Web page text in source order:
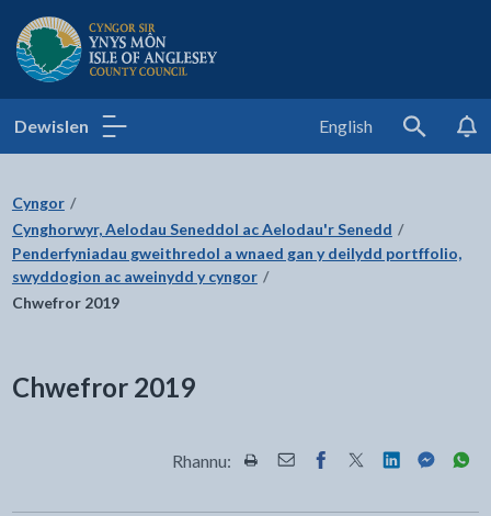
Cyngor Sir Ynys Môn
Dewislen English
Search
Cyngor
Cynghorwyr, Aelodau Seneddol ac Aelodau'r Senedd
Penderfyniadau gweithredol a wnaed gan y deilydd portffolio,
swyddogion ac aweinydd y cyngor
Chwefror 2019
Chwefror 2019
Rhannu: Rhannwch y dudalen hon wrth
Rhannwch y dudalen hon
Rhannwch y dudalen
Rhannwch y
Rhannwch y